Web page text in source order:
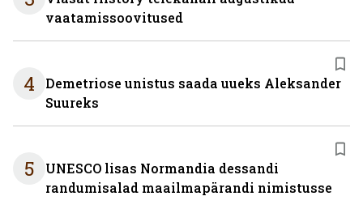
vaatamissoovitused
4
Demetriose unistus saada uueks Aleksander
Suureks
5
UNESCO lisas Normandia dessandi
randumisalad maailmapärandi nimistusse